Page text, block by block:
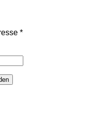
*Erforderlich